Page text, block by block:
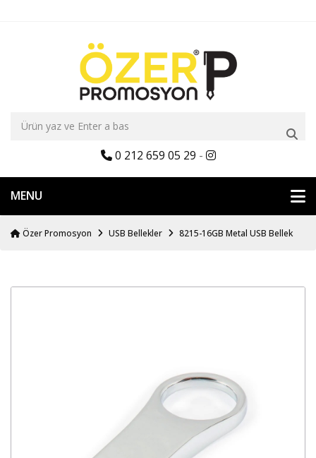
0 212 659 05 29 -
MENU
Özer Promosyon USB Bellekler 8215-16GB Metal USB Bellek